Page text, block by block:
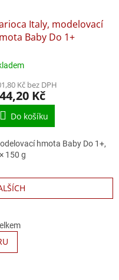
Italy, modelovací
Baby Do 1+
Kč bez DPH
Kč
Do košíku
hmota Baby Do 1+,
150 g